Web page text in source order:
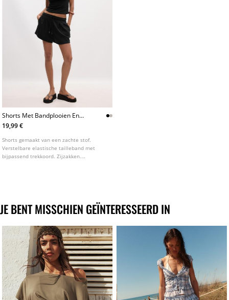
Shorts Met Bandplooien En
Zachte Touch
19,99 €
Shorts gemaakt van een zachte stof.
Verstelbare elastische tailleband met
bijpassend trekkoord. Zijzakken.
JE BENT MISSCHIEN GEÏNTERESSEERD IN